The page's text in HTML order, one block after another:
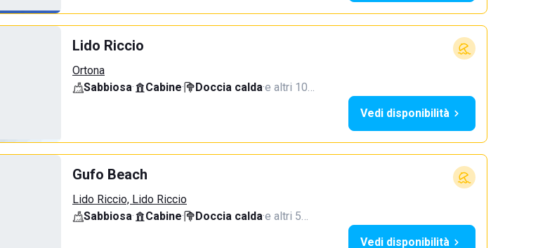
Lido Riccio
Ortona
Sabbiosa· Cabine· Doccia calda·e altri 10…
Vedi disponibilità
Gufo Beach
Lido Riccio, Lido Riccio
Sabbiosa· Cabine· Doccia calda·e altri 5…
Vedi disponibilità